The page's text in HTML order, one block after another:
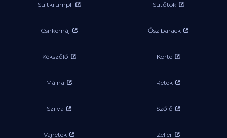
Sültkrumpli Sütőtök
Csirkemáj Őszibarack
Kékszőlő Körte
Málna Retek
Szilva Szőlő
Vajretek Zeller